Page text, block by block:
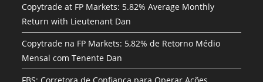
Copytrade at FP Markets: 5.82% Average Monthly
Return with Lieutenant Dan
Copytrade na FP Markets: 5,82% de Retorno Médio
Mensal com Tenente Dan